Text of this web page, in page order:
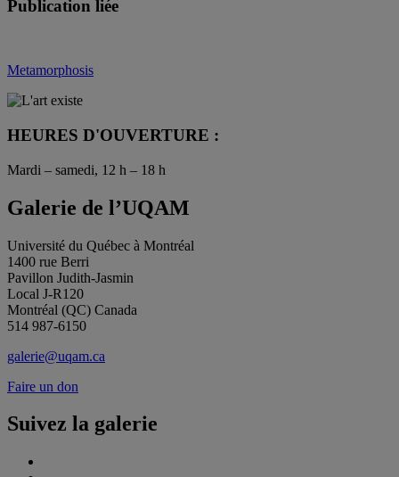
Publication liée
Metamorphosis
HEURES D'OUVERTURE :
Mardi – samedi, 12 h – 18 h
Galerie de l’UQAM
Université du Québec à Montréal
1400 rue Berri
Pavillon Judith-Jasmin
Local J-R120
Montréal (QC) Canada
514 987-6150
galerie@uqam.ca
Faire un don
Suivez la galerie